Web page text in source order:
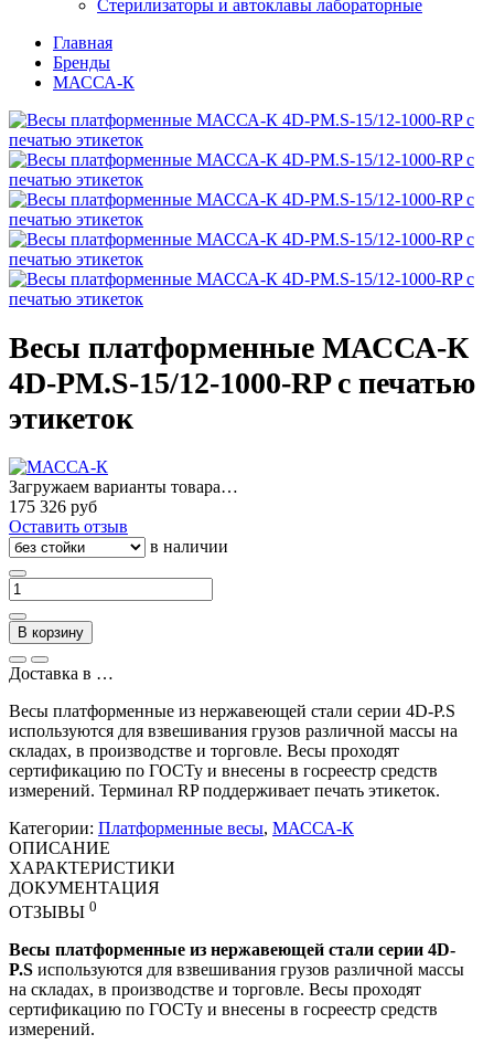
Стерилизаторы и автоклавы лабораторные
Главная
Бренды
МАССА-К
Весы платформенные МАССА-К
4D-PM.S-15/12-1000-RP с печатью
этикеток
Загружаем варианты товара…
175 326 руб
Оставить отзыв
в наличии
В корзину
Доставка в …
Весы платформенные из нержавеющей стали серии 4D-P.S
используются для взвешивания грузов различной массы на
складах, в производстве и торговле. Весы проходят
сертификацию по ГОСТу и внесены в госреестр средств
измерений. Терминал RP поддерживает печать этикеток.
Категории: Платформенные весы, МАССА-К
ОПИСАНИЕ
ХАРАКТЕРИСТИКИ
ДОКУМЕНТАЦИЯ
ОТЗЫВЫ 0
Весы платформенные из нержавеющей стали серии 4D-
P.S используются для взвешивания грузов различной массы
на складах, в производстве и торговле. Весы проходят
сертификацию по ГОСТу и внесены в госреестр средств
измерений.